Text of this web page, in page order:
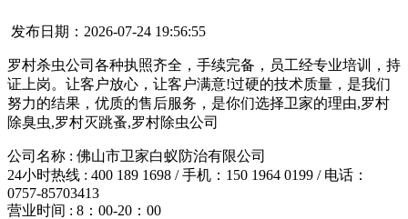
发布日期：2026-07-24 19:56:55
罗村杀虫公司各种执照齐全，手续完备，员工经专业培训，持
证上岗。让客户放心，让客户满意!过硬的技术质量，是我们
努力的结果，优质的售后服务，是你们选择卫家的理由,罗村
除臭虫,罗村灭跳蚤,罗村除虫公司
公司名称 : 佛山市卫家白蚁防治有限公司
24小时热线 : 400 189 1698 / 手机：150 1964 0199 / 电话：
0757-85703413
营业时间 : 8：00-20：00